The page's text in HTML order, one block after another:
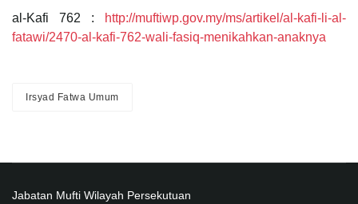
al-Kafi 762 :
http://muftiwp.gov.my/ms/artikel/al-kafi-li-al-
fatawi/2470-al-kafi-762-wali-fasiq-menikahkan-anaknya
Irsyad Fatwa Umum
Jabatan Mufti Wilayah Persekutuan